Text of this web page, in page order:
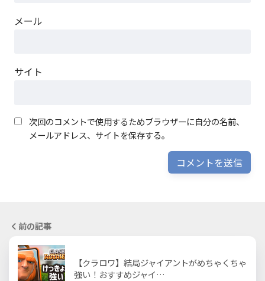
メール
サイト
次回のコメントで使用するためブラウザーに自分の名前、
メールアドレス、サイトを保存する。
前の記事
【クラロワ】結局ジャイアントがめちゃくちゃ
強い！おすすめジャイ…